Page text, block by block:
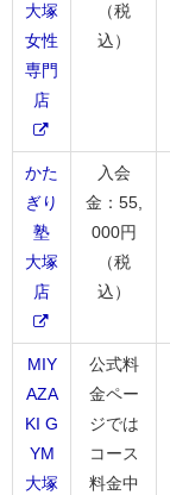
大塚
女性
専門
店
（税
込）
かた
ぎり
塾
大塚
店
入会
金：55,
000円
（税
込）
MIY
AZA
KI G
YM
大塚
公式料
金ペー
ジでは
コース
料金中